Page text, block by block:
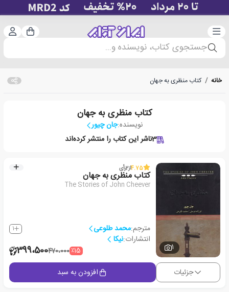
دسته‌بندی سبد
جستجوی کتاب، نویسنده و...
خانه / کتاب منظری به جهان
کتاب منظری به جهان
نویسنده:جان چیور
3ناشر این کتاب را منتشر کرده‌اند
1
4.75از2رأی
کتاب منظری به جهان
The Stories of John Cheever
مترجم:محمد طلوعی 1
انتشارات:نیکا
٪15470،000399،500
جزئیات افزودن به سبد